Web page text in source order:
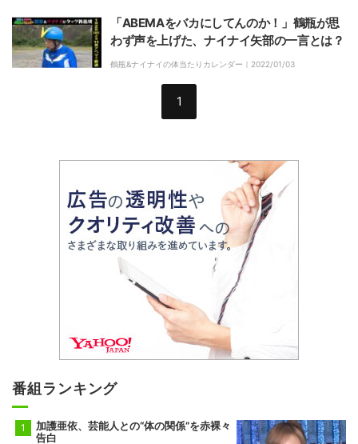
「ABEMAをバカにしてんのか！」鶴瓶が思
わず声を上げた、ナイナイ矢部の一言とは？
鶴瓶&ナイナイの体当たりカレンダー｜ 2022/01/03
1
番組ランキング
加護亜依、芸能人との“体の関係”を赤裸々
告白